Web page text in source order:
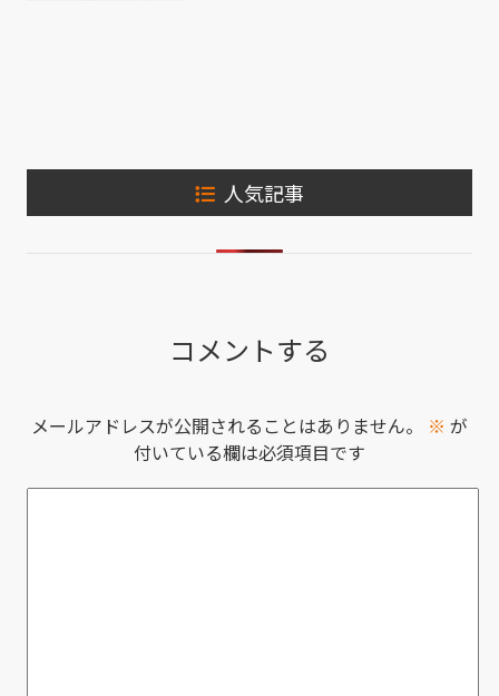
人気記事
コメントする
メールアドレスが公開されることはありません。 ※ が
付いている欄は必須項目です